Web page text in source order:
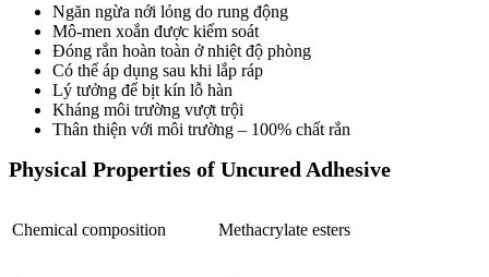
Ngăn ngừa nới lỏng do rung động
Mô-men xoắn được kiểm soát
Đóng rắn hoàn toàn ở nhiệt độ phòng
Có thể áp dụng sau khi lắp ráp
Lý tưởng để bịt kín lỗ hàn
Kháng môi trường vượt trội
Thân thiện với môi trường – 100% chất rắn
Physical Properties of Uncured Adhesive
Chemical composition Methacrylate esters